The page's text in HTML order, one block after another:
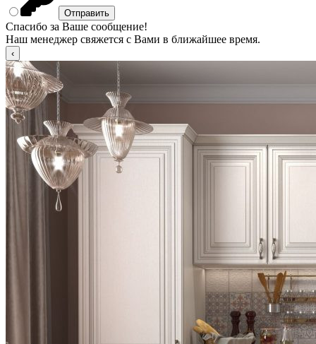
Спасибо за Ваше сообщение!
Наш менеджер свяжется с Вами в ближайшее время.